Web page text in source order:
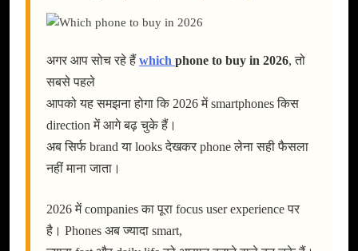
अगर आप सोच रहे हैं which phone to buy in 2026, तो
सबसे पहले
आपको यह समझना होगा कि 2026 में smartphones किस
direction में आगे बढ़ चुके हैं।
अब सिर्फ brand या looks देखकर phone लेना सही फैसला
नहीं माना जाता।
2026 में companies का पूरा focus user experience पर
है। Phones अब ज्यादा smart,